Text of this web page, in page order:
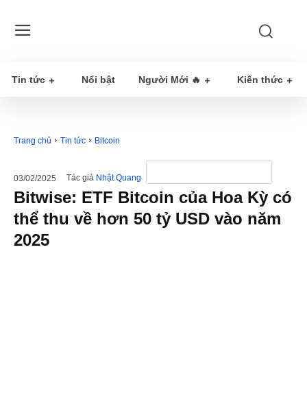
Tin tức Nổi bật Người Mới 🔥 Kiến thức
Trang chủ Tin tức Bitcoin
03/02/2025 Tác giả Nhật Quang
Bitwise: ETF Bitcoin của Hoa Kỳ có
thể thu về hơn 50 tỷ USD vào năm
2025